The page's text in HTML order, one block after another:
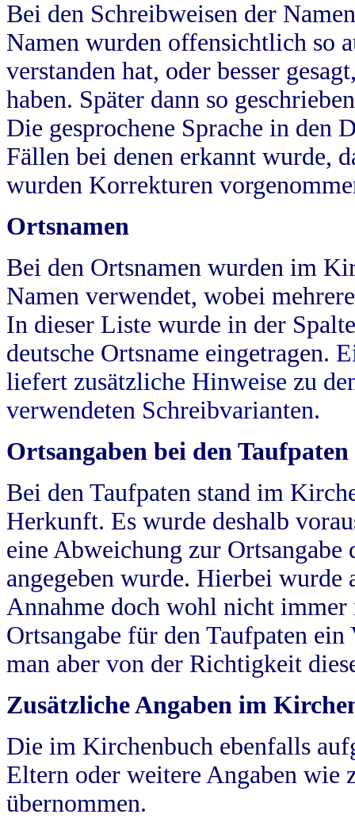
Bei den Schreibweisen der
Namen wurden offensichtlich so
verstanden hat, oder besser
haben. Später dann so
Die gesprochene Sprache in
Fällen bei denen erkannt wurde,
wurden Korrekturen
Ortsnamen
Bei den Ortsnamen wurden im
Namen verwendet, wobei
In dieser Liste wurde in der
deutsche Ortsname eingetragen.
liefert zusätzliche Hinweise zu
verwendeten Schreibvarianten.
Ortsangaben bei den Taufpaten
Bei den Taufpaten stand im
Herkunft. Es wurde deshalb
eine Abweichung zur
angegeben wurde. Hierbei wurde
Annahme doch wohl nicht
Ortsangabe für den Taufpaten
man aber von der Richtigkeit
Zusätzliche Angaben im
Die im Kirchenbuch ebenfalls
Eltern oder weitere Angaben wie
übernommen.